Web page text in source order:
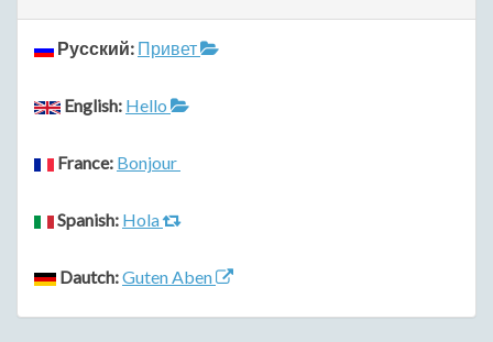
Русский: Привет
English: Hello
France: Bonjour
Spanish: Hola
Dautch:Guten Aben